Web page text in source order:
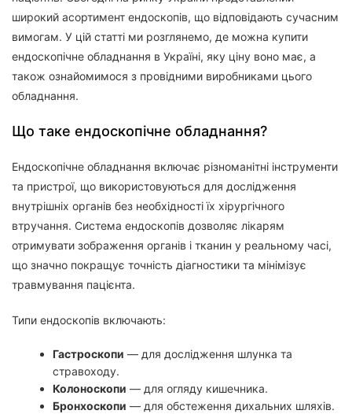
широкий асортимент ендоскопів, що відповідають сучасним
вимогам. У цій статті ми розглянемо, де можна купити
ендоскопічне обладнання в Україні, яку ціну воно має, а
також ознайомимося з провідними виробниками цього
обладнання.
Що таке ендоскопічне обладнання?
Ендоскопічне обладнання включає різноманітні інструменти
та пристрої, що використовуються для дослідження
внутрішніх органів без необхідності їх хірургічного
втручання. Система ендоскопів дозволяє лікарям
отримувати зображення органів і тканин у реальному часі,
що значно покращує точність діагностики та мінімізує
травмування пацієнта.
Типи ендоскопів включають:
Гастроскопи — для дослідження шлунка та
стравоходу.
Колоноскопи — для огляду кишечника.
Бронхоскопи — для обстеження дихальних шляхів.